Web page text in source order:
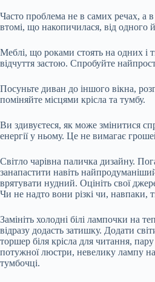
Часто проблема не в самих речах, а
втомі, що накопичилася, від одного
Меблі, що роками стоять на одних і
відчуття застою. Спробуйте
Посуньте диван до іншого вікна,
поміняйте місцями крісла та тумбу.
Ви здивуєтеся, як може змінитися
енергії у ньому. Це не вимагає
Світло чарівна паличка дизайну.
занапастити навіть
врятувати нудний. Оцініть свої
Чи не надто вони різкі чи, навпаки,
Замініть холодні білі лампочки на
відразу додасть затишку. Додати
торшер біля крісла для читання, пару
потужної люстри, невелику лампу
тумбочці.